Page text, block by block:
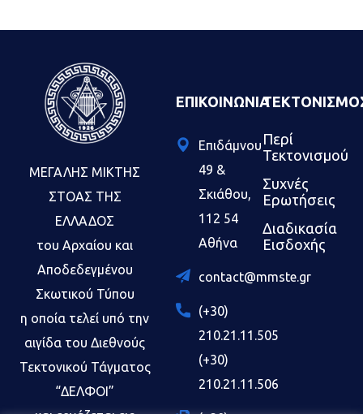
ΜΕΓΑΛΗΣ ΜΙΚΤΗΣ
ΣΤΟΑΣ ΤΗΣ
ΕΛΛΑΔΟΣ
του Αρχαίου και
Αποδεδεγμένου
Σκωτικού Τύπου
η οποία τελεί υπό την
αιγίδα του Διεθνούς
Τεκτονικού Τάγματος
“ΔΕΛΦΟΙ”
ΕΠΙΚΟΙΝΩΝΊΑ
Επιδάμνου
49 &
Σκιάθου,
112 54
Αθήνα
contact@mmste.gr
(+30)
210.21.11.505
(+30)
210.21.11.506
Περί
Τεκτονισμού
Συχνές
Ερωτήσεις
Διαδικασία
Εισδοχής